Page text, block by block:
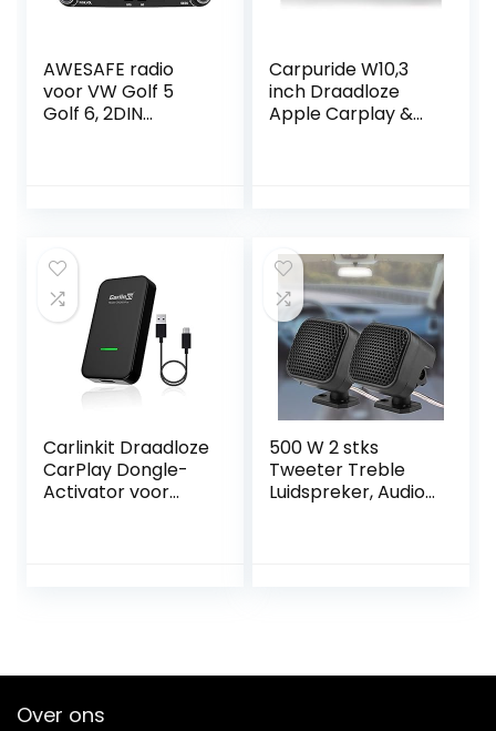
AWESAFE radio
voor VW Golf 5
Golf 6, 2DIN
Carpuride W10,3
inch Draadloze
Apple Carplay &
Google,
Ondersteuning
Trucks RV
Dashboard
Gemonteerd (103-
black)
Carlinkit Draadloze
CarPlay Dongle-
Activator voor
500 W 2 stks
Tweeter Treble
Luidspreker, Audio
Tractor
Over ons